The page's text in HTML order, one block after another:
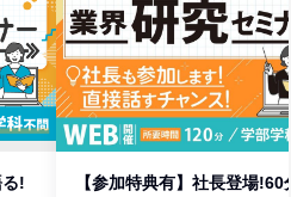
!
【参加特典有】社長登場!60